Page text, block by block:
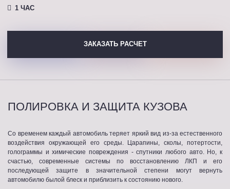
1 ЧАС
ЗАКАЗАТЬ РАСЧЕТ
ПОЛИРОВКА И ЗАЩИТА КУЗОВА
Со временем каждый автомобиль теряет яркий вид из-за естественного
воздействия окружающей его среды. Царапины, сколы, потертости,
голограммы и химические повреждения - спутники любого авто. Но, к
счастью, современные системы по восстановлению ЛКП и его
последующей защите в значительной степени могут вернуть
автомобилю былой блеск и приблизить к состоянию нового.